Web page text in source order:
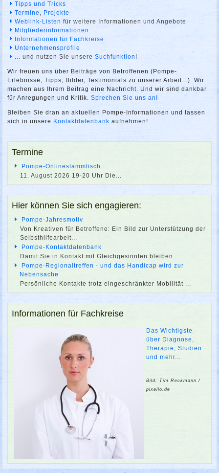
Tipps und Tricks
Termine, Projekte
Weblink-Listen für weitere Informationen und Angebote
Mitgliederinformationen
Informationen für Fachkreise
Unternehmensprofile
... und nutzen Sie unsereSuchfunktion !
Wir freuen uns über Beiträge von Betroffenen (Pompe-
Erlebnisse, Tipps, Bilder, Testimonials zu unserer Arbeit...). Wir
machen aus Ihrem Beitrag eine Nachricht. Und wir sind dankbar
für Anregungen und Kritik.Sprechen Sie uns an!
Bleiben Sie dran an aktuellen Pompe-Informationen und lassen
sich in unsere Kontaktdatenbank aufnehmen!
Termine
Pompe-Onlinestammtisch
11. August 2026 19-20 Uhr Die ...
Hier können Sie sich engagieren:
Pompe-Jahresmotiv
Von Kreativen für Betroffene: Ein Bild zur Unterstützung der
Selbsthilfearbeit...
Pompe-Kontaktdatenbank
Damit Sie in Kontakt mit Gleichgesinnten bleiben ...
Pompe-Regionaltreffen - und das Handicap wird zur
Nebensache
Persönliche Kontakte trotz eingeschränkter Mobilität ...
Informationen für Fachkreise
Das Wichtigste
über Diagnose,
Therapie, Studien
und mehr...
Bild: Tim Reckmann /
pixelio.de